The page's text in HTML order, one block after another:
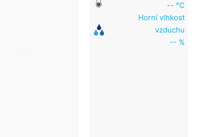
-- °C
Horní vlhkost
vzduchu
-- %